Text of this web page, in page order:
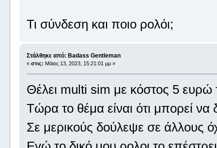
Τι σύνδεση και ποιο ρολόι;
Στάλθηκε από: Badass Gentleman
« στις: Μάιος 13, 2023, 15:21:01 μμ »
Θέλει multi sim με κόστος 5 ευρώ
Τώρα το θέμα είναι ότι μπορεί να
Σε μερικούς δούλεψε σε άλλους